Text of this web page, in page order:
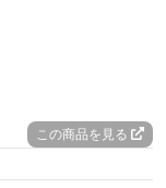
この商品を見る